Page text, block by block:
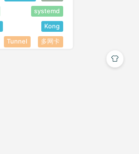
systemd
Kong
Tunnel 多网卡